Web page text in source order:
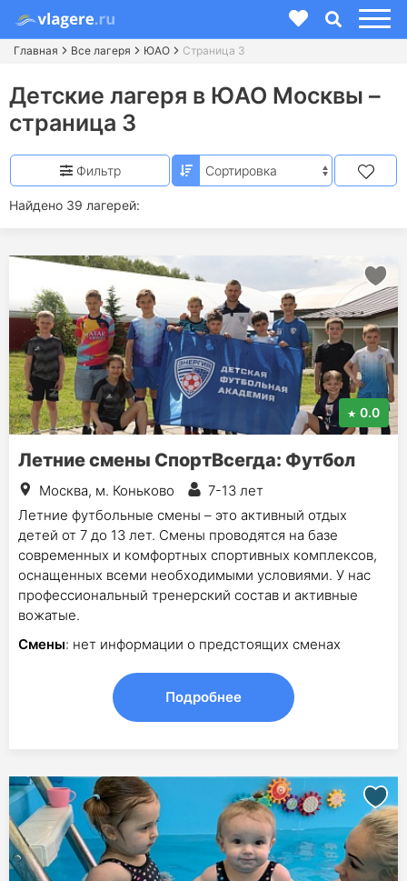
Главная Все лагеря ЮАО Страница 3
Детские лагеря в ЮАО Москвы –
страница 3
Найдено 39 лагерей:
Фильтр
0.0
Летние смены СпортВсегда: Футбол
Москва, м. Коньково
7-13 лет
Летние футбольные смены – это активный отдых
детей от 7 до 13 лет. Смены проводятся на базе
современных и комфортных спортивных комплексов,
оснащенных всеми необходимыми условиями. У нас
профессиональный тренерский состав и активные
вожатые.
Смены: нет информации о предстоящих сменах
Подробнее